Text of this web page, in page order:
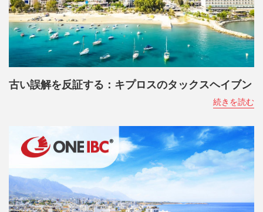
古い誤解を反証する：キプロスのタックスヘイブン
続きを読む